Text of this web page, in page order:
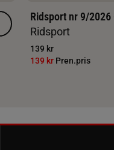
Ridsport nr 9/
Ridsport
139 kr
139 kr Pren.pris